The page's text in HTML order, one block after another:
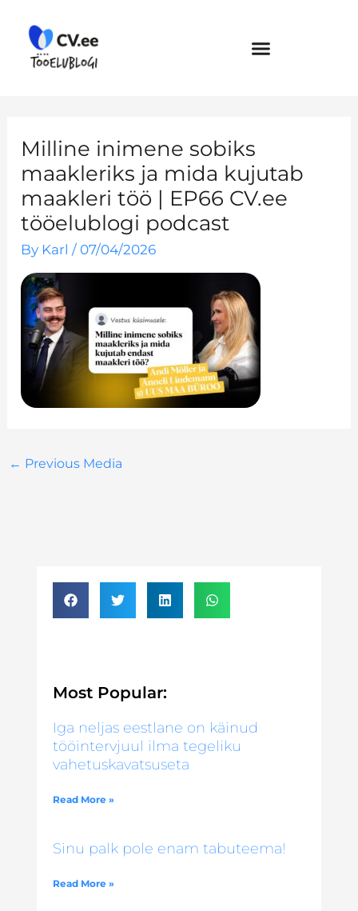
content
Milline inimene sobiks
maakleriks ja mida kujutab
maakleri töö | EP66 CV.ee
tööelublogi podcast
By Karl/ 07/04/2026
← Previous Media
Most Popular:
Iga neljas eestlane on käinud
tööintervjuul ilma tegeliku
vahetuskavatsuseta
Read More »
Sinu palk pole enam tabuteema!
Read More »